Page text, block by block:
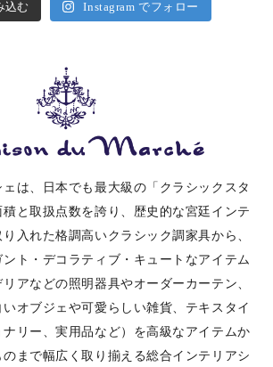
込む Instagram でフォロー
は、日本でも最大級の「クラシックスタ
と取扱点数を誇り、歴史的な宮廷インテ
入れた格調高いクラシック調家具から、
ト・デコラティブ・キュートなアイテム
リアなどの照明器具やオーダーカーテン、
オブジェや可愛らしい雑貨、テキスタイ
リー、実用品など）を高級なアイテムか
まで幅広く取り揃える総合インテリアシ